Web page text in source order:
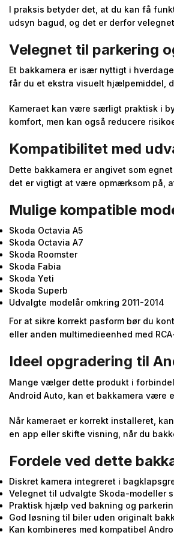
I praksis betyder det, at du kan få
udsyn bagud, og det er derfor
Velegnet til parkering
Et bakkamera er især nyttigt i
får du et ekstra visuelt hjælpemiddel,
Kameraet kan være særligt praktisk i
komfort, men kan også reducere
Kompatibilitet med
Dette bakkamera er angivet som
det er vigtigt at være opmærksom på,
Mulige kompatible
Skoda Octavia A5
Skoda Octavia A7
Skoda Roomster
Skoda Fabia
Skoda Yeti
Skoda Superb
Udvalgte modelår omkring 2011-2014
For at sikre korrekt pasform bør du
eller anden multimedieenhed med
Ideel opgradering til
Mange vælger dette produkt i
Android Auto, kan et bakkamera være
Når kameraet er korrekt installeret,
en app eller skifte visning, når du
Fordele ved dette
Diskret kamera integreret i
Velegnet til udvalgte Skoda-modeller
Praktisk hjælp ved bakning og
God løsning til biler uden originalt
Kan kombineres med kompatibel